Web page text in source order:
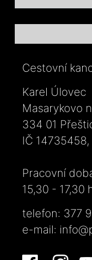
Cestovní
Karel Úlovec
Masarykovo
334 01
IČ
Pracovní
15,30 - 17,30
telefon: 377
e-mail: